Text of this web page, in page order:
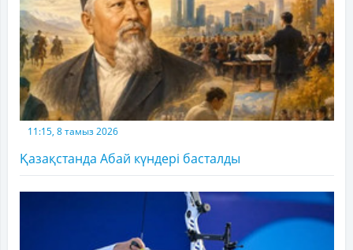
11:15, 8 тамыз 2026
Қазақстанда Абай күндері басталды